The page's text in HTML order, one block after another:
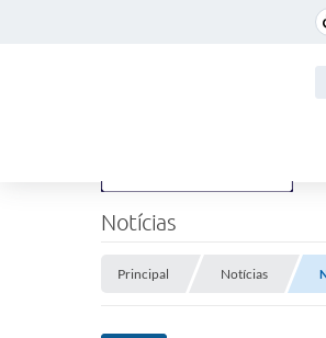
Notícias
Principal Notícias